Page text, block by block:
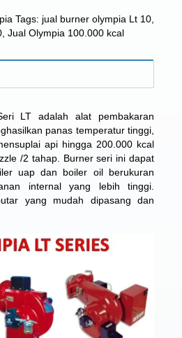
Tags: jual burner olympia Lt 10,
, Jual Olympia 100.000 kcal
LT adalah alat pembakaran
panas temperatur tinggi,
api hingga 200.000 kcal
/2 tahap. Burner seri ini dapat
uap dan boiler oil berukuran
internal yang lebih tinggi.
yang mudah dipasang dan